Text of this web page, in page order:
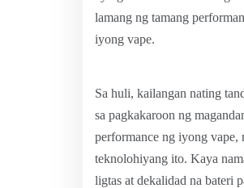
lamang ng tamang
iyong vape.
Sa huli, kailangan nating
sa pagkakaroon ng
performance ng iyong
teknolohiyang ito. Kaya
ligtas at dekalidad na bateri